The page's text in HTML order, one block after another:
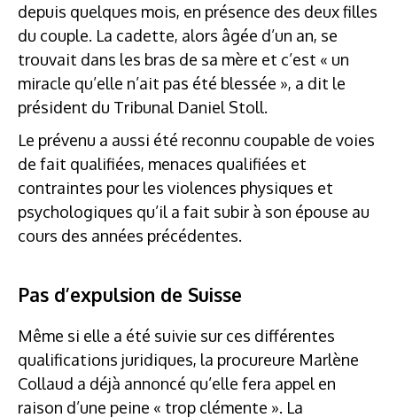
depuis quelques mois, en présence des deux filles
du couple. La cadette, alors âgée d’un an, se
trouvait dans les bras de sa mère et c’est « un
miracle qu’elle n’ait pas été blessée », a dit le
président du Tribunal Daniel Stoll.
Le prévenu a aussi été reconnu coupable de voies
de fait qualifiées, menaces qualifiées et
contraintes pour les violences physiques et
psychologiques qu’il a fait subir à son épouse au
cours des années précédentes.
Pas d’expulsion de Suisse
Même si elle a été suivie sur ces différentes
qualifications juridiques, la procureure Marlène
Collaud a déjà annoncé qu’elle fera appel en
raison d’une peine « trop clémente ». La